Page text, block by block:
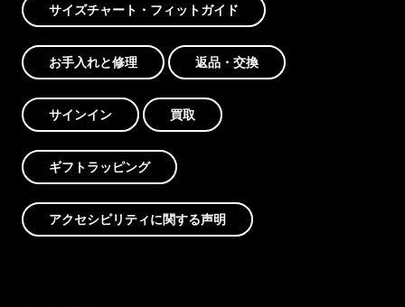
サイズチャート・フィットガイド
お手入れと修理 返品・交換
サインイン 買取
ギフトラッピング
アクセシビリティに関する声明